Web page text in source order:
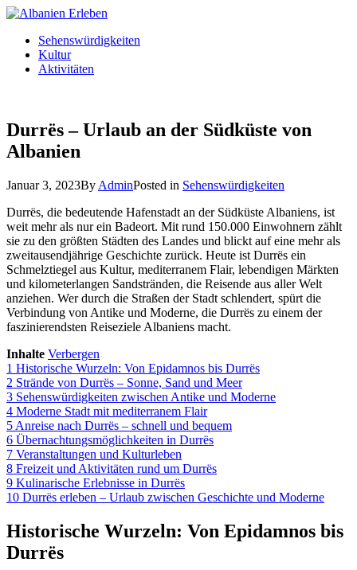
Sehenswürdigkeiten
Kultur
Aktivitäten
Durrës – Urlaub an der Südküste von
Albanien
Januar 3, 2023By AdminPosted in Sehenswürdigkeiten
Durrës, die bedeutende Hafenstadt an der Südküste Albaniens, ist
weit mehr als nur ein Badeort. Mit rund 150.000 Einwohnern zählt
sie zu den größten Städten des Landes und blickt auf eine mehr als
zweitausendjährige Geschichte zurück. Heute ist Durrës ein
Schmelztiegel aus Kultur, mediterranem Flair, lebendigen Märkten
und kilometerlangen Sandstränden, die Reisende aus aller Welt
anziehen. Wer durch die Straßen der Stadt schlendert, spürt die
Verbindung von Antike und Moderne, die Durrës zu einem der
faszinierendsten Reiseziele Albaniens macht.
Inhalte Verbergen
1 Historische Wurzeln: Von Epidamnos bis Durrës
2 Strände von Durrës – Sonne, Sand und Meer
3 Sehenswürdigkeiten zwischen Antike und Moderne
4 Moderne Stadt mit mediterranem Flair
5 Anreise nach Durrës – schnell und bequem
6 Übernachtungsmöglichkeiten in Durrës
7 Veranstaltungen und Kulturleben
8 Freizeit und Aktivitäten rund um Durrës
9 Kulinarische Erlebnisse in Durrës
10 Durrës erleben – Urlaub zwischen Geschichte und Moderne
Historische Wurzeln: Von Epidamnos bis
Durrës